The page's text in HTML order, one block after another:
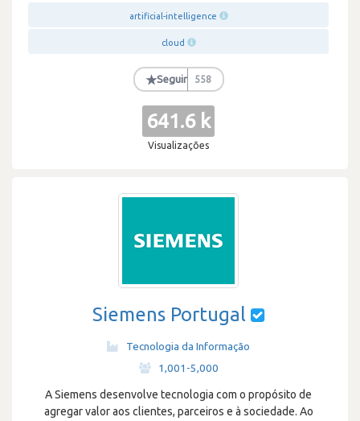
artificial-intelligence
cloud
★Seguir 558
641.6 k
Visualizações
Siemens Portugal
Tecnologia da Informação
1,001-5,000
A Siemens desenvolve tecnologia com o propósito de
agregar valor aos clientes, parceiros e à sociedade. Ao